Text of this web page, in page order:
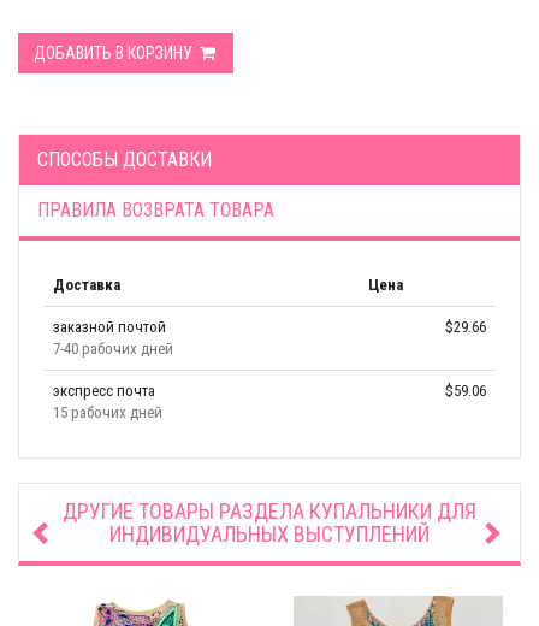
ДОБАВИТЬ В КОРЗИНУ
СПОСОБЫ ДОСТАВКИ
ПРАВИЛА ВОЗВРАТА ТОВАРА
Доставка Цена
заказной почтой
7-40 рабочих дней
$29.66
экспресс почта
15 рабочих дней
$59.06
ДРУГИЕ ТОВАРЫ РАЗДЕЛА КУПАЛЬНИКИ ДЛЯ
ИНДИВИДУАЛЬНЫХ ВЫСТУПЛЕНИЙ